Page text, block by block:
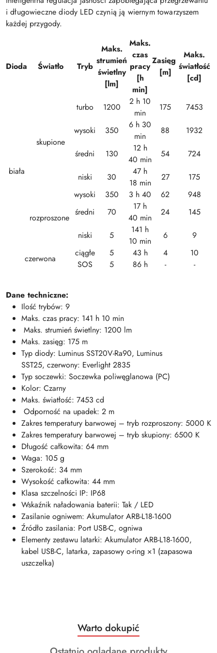
i długowieczne diody LED czynią ją wiernym towarzyszem
każdej przygody.
Dioda Światło Tryb
Maks.
strumień
świetlny
[lm]
Maks.
czas
pracy
[h
min]
Zasięg
[m]
Maks.
światłość
[cd]
biała
skupione
turbo 1200
2 h 10
min
175 7453
wysoki 350
6 h 30
min
88 1932
średni 130
12 h
40 min
54 724
niski 30
47 h
18 min
27 175
rozproszone
wysoki 350 3 h 40 62
948
średni
70
17 h
40 min
24 145
niski 5
141 h
10 min
6 9
czerwona
ciągłe 5 43 h 4
10
SOS
5 86 h - -
Dane techniczne:
Ilość trybów: 9
Maks. czas pracy: 141 h 10 min
Maks. strumień świetlny: 1200 lm
Maks. zasięg: 175 m
Typ diody: Luminus SST20V-Ra90, Luminus
SST25, czerwony: Everlight 2835
Typ soczewki: Soczewka poliwęglanowa (PC)
Kolor: Czarny
Maks. światłość: 7453 cd
Odporność na upadek: 2 m
Zakres temperatury barwowej – tryb rozproszony: 5000 K
Zakres temperatury barwowej – tryb skupiony: 6500 K
Długość całkowita: 64 mm
Waga: 105 g
Szerokość: 34 mm
Wysokość całkowita: 44 mm
Klasa szczelności IP: IP68
Wskaźnik naładowania baterii: Tak / LED
Zasilanie ogniwem: Akumulator ARB-L18-1600
Źródło zasilania: Port USB-C, ogniwa
Elementy zestawu latarki: Akumulator ARB-L18-1600,
kabel USB-C, latarka, zapasowy o-ring ×1 (zapasowa
uszczelka)
Pomiń karuzelę produktów
Produkty
o
Warto dokupić